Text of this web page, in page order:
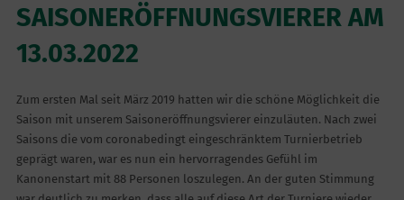
SAISONERÖFFNUNGSVIERER AM
13.03.2022
Zum ersten Mal seit März 2019 hatten wir die schöne Möglichkeit die
Saison mit unserem Saisoneröffnungsvierer einzuläuten. Nach zwei
Saisons die vom coronabedingt eingeschränktem Turnierbetrieb
geprägt waren, war es nun ein hervorragendes Gefühl im
Kanonenstart mit 88 Personen loszulegen. An der guten Stimmung